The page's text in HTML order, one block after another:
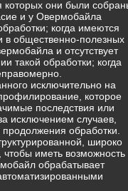
которых они были
и у Овермобайла
когда имеются
в общественно-полезных
и отсутствует
такой обработки; когда
исключительно на
которое
последствия или
исключением случаев,
обработки.
широко
иметь возможность
обрабатывает